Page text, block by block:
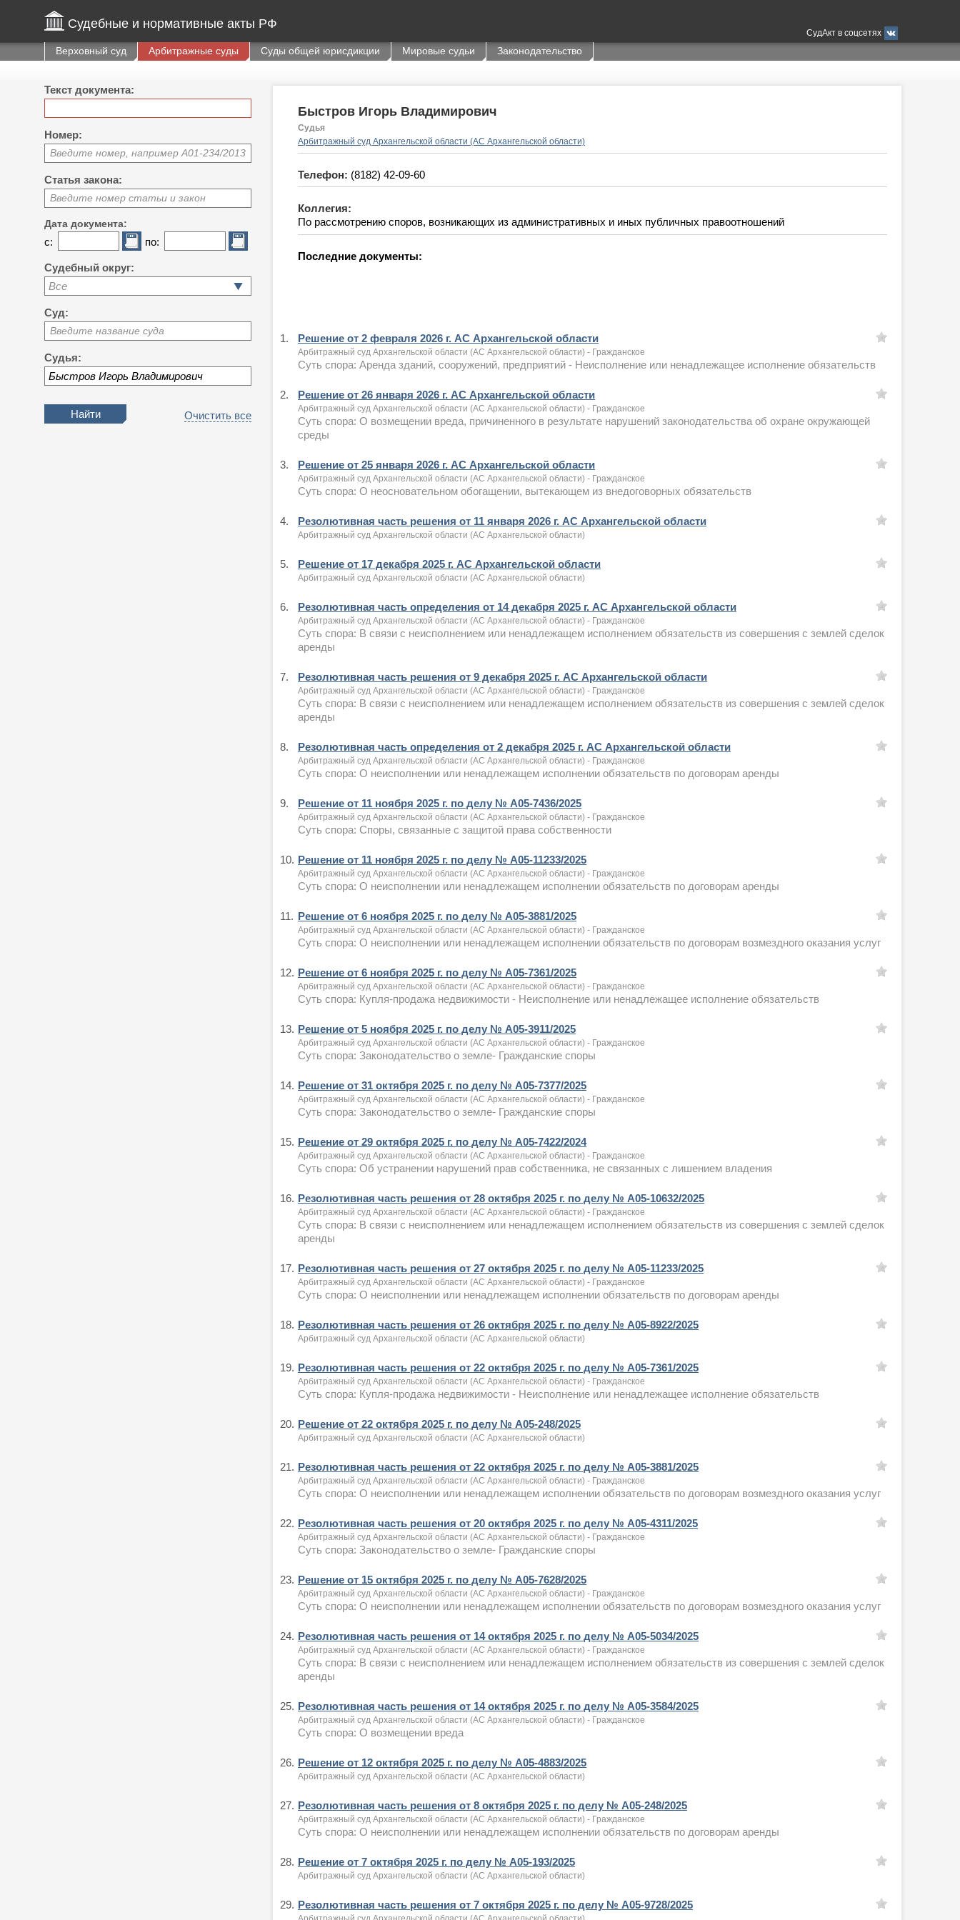
Судебные и нормативные акты РФ
СудАкт в соцсетях
Верховный суд Арбитражные суды Суды общей юрисдикции Мировые судьи Законодательство
Текст документа:
Номер:
Введите номер, например А01-234/2013
Статья закона:
Введите номер статьи и закон
Дата документа:
с: по:
Судебный округ:
Все
Суд:
Введите название суда
Судья:
Очистить все
Быстров Игорь Владимирович
Судья
Арбитражный суд Архангельской области (АС Архангельской области)
Телефон: (8182) 42-09-60
Коллегия:
По рассмотрению споров, возникающих из административных и иных публичных правоотношений
Последние документы:
1. Решение от 2 февраля 2026 г. АС Архангельской области
Арбитражный суд Архангельской области (АС Архангельской области) - Гражданское
Суть спора: Аренда зданий, сооружений, предприятий - Неисполнение или ненадлежащее исполнение обязательств
2. Решение от 26 января 2026 г. АС Архангельской области
Арбитражный суд Архангельской области (АС Архангельской области) - Гражданское
Суть спора: О возмещении вреда, причиненного в результате нарушений законодательства об охране окружающей
среды
3. Решение от 25 января 2026 г. АС Архангельской области
Арбитражный суд Архангельской области (АС Архангельской области) - Гражданское
Суть спора: О неосновательном обогащении, вытекающем из внедоговорных обязательств
4. Резолютивная часть решения от 11 января 2026 г. АС Архангельской области
Арбитражный суд Архангельской области (АС Архангельской области)
5. Решение от 17 декабря 2025 г. АС Архангельской области
Арбитражный суд Архангельской области (АС Архангельской области)
6. Резолютивная часть определения от 14 декабря 2025 г. АС Архангельской области
Арбитражный суд Архангельской области (АС Архангельской области) - Гражданское
Суть спора: В связи с неисполнением или ненадлежащем исполнением обязательств из совершения с землей сделок
аренды
7. Резолютивная часть решения от 9 декабря 2025 г. АС Архангельской области
Арбитражный суд Архангельской области (АС Архангельской области) - Гражданское
Суть спора: В связи с неисполнением или ненадлежащем исполнением обязательств из совершения с землей сделок
аренды
8. Резолютивная часть определения от 2 декабря 2025 г. АС Архангельской области
Арбитражный суд Архангельской области (АС Архангельской области) - Гражданское
Суть спора: О неисполнении или ненадлежащем исполнении обязательств по договорам аренды
9. Решение от 11 ноября 2025 г. по делу № А05-7436/2025
Арбитражный суд Архангельской области (АС Архангельской области) - Гражданское
Суть спора: Споры, связанные с защитой права собственности
10. Решение от 11 ноября 2025 г. по делу № А05-11233/2025
Арбитражный суд Архангельской области (АС Архангельской области) - Гражданское
Суть спора: О неисполнении или ненадлежащем исполнении обязательств по договорам аренды
11. Решение от 6 ноября 2025 г. по делу № А05-3881/2025
Арбитражный суд Архангельской области (АС Архангельской области) - Гражданское
Суть спора: О неисполнении или ненадлежащем исполнении обязательств по договорам возмездного оказания услуг
12. Решение от 6 ноября 2025 г. по делу № А05-7361/2025
Арбитражный суд Архангельской области (АС Архангельской области) - Гражданское
Суть спора: Купля-продажа недвижимости - Неисполнение или ненадлежащее исполнение обязательств
13. Решение от 5 ноября 2025 г. по делу № А05-3911/2025
Арбитражный суд Архангельской области (АС Архангельской области) - Гражданское
Суть спора: Законодательство о земле- Гражданские споры
14. Решение от 31 октября 2025 г. по делу № А05-7377/2025
Арбитражный суд Архангельской области (АС Архангельской области) - Гражданское
Суть спора: Законодательство о земле- Гражданские споры
15. Решение от 29 октября 2025 г. по делу № А05-7422/2024
Арбитражный суд Архангельской области (АС Архангельской области) - Гражданское
Суть спора: Об устранении нарушений прав собственника, не связанных с лишением владения
16. Резолютивная часть решения от 28 октября 2025 г. по делу № А05-10632/2025
Арбитражный суд Архангельской области (АС Архангельской области) - Гражданское
Суть спора: В связи с неисполнением или ненадлежащем исполнением обязательств из совершения с землей сделок
аренды
17. Резолютивная часть решения от 27 октября 2025 г. по делу № А05-11233/2025
Арбитражный суд Архангельской области (АС Архангельской области) - Гражданское
Суть спора: О неисполнении или ненадлежащем исполнении обязательств по договорам аренды
18. Резолютивная часть решения от 26 октября 2025 г. по делу № А05-8922/2025
Арбитражный суд Архангельской области (АС Архангельской области)
19. Резолютивная часть решения от 22 октября 2025 г. по делу № А05-7361/2025
Арбитражный суд Архангельской области (АС Архангельской области) - Гражданское
Суть спора: Купля-продажа недвижимости - Неисполнение или ненадлежащее исполнение обязательств
20. Решение от 22 октября 2025 г. по делу № А05-248/2025
Арбитражный суд Архангельской области (АС Архангельской области)
21. Резолютивная часть решения от 22 октября 2025 г. по делу № А05-3881/2025
Арбитражный суд Архангельской области (АС Архангельской области) - Гражданское
Суть спора: О неисполнении или ненадлежащем исполнении обязательств по договорам возмездного оказания услуг
22. Резолютивная часть решения от 20 октября 2025 г. по делу № А05-4311/2025
Арбитражный суд Архангельской области (АС Архангельской области) - Гражданское
Суть спора: Законодательство о земле- Гражданские споры
23. Решение от 15 октября 2025 г. по делу № А05-7628/2025
Арбитражный суд Архангельской области (АС Архангельской области) - Гражданское
Суть спора: О неисполнении или ненадлежащем исполнении обязательств по договорам возмездного оказания услуг
24. Резолютивная часть решения от 14 октября 2025 г. по делу № А05-5034/2025
Арбитражный суд Архангельской области (АС Архангельской области) - Гражданское
Суть спора: В связи с неисполнением или ненадлежащем исполнением обязательств из совершения с землей сделок
аренды
25. Резолютивная часть решения от 14 октября 2025 г. по делу № А05-3584/2025
Арбитражный суд Архангельской области (АС Архангельской области) - Гражданское
Суть спора: О возмещении вреда
26. Решение от 12 октября 2025 г. по делу № А05-4883/2025
Арбитражный суд Архангельской области (АС Архангельской области)
27. Резолютивная часть решения от 8 октября 2025 г. по делу № А05-248/2025
Арбитражный суд Архангельской области (АС Архангельской области) - Гражданское
Суть спора: О неисполнении или ненадлежащем исполнении обязательств по договорам аренды
28. Решение от 7 октября 2025 г. по делу № А05-193/2025
Арбитражный суд Архангельской области (АС Архангельской области)
29. Резолютивная часть решения от 7 октября 2025 г. по делу № А05-9728/2025